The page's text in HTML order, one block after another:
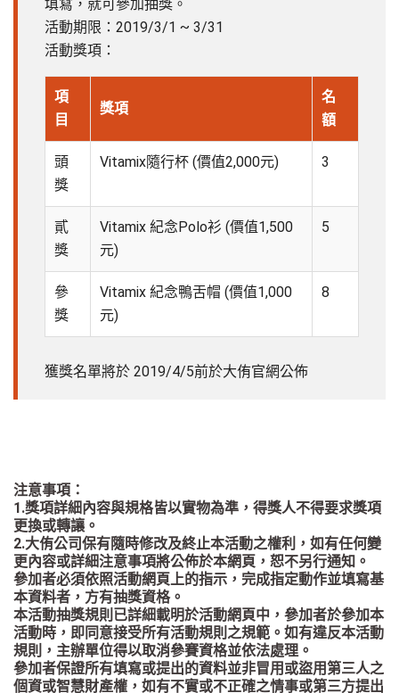
填寫，就可參加抽獎。
活動期限：2019/3/1 ~ 3/31
活動獎項：
項
目
獎項
名
額
頭
獎
Vitamix隨行杯 (價值2,000元) 3
貳
獎
Vitamix 紀念Polo衫 (價值1,500
元)
5
參
獎
Vitamix 紀念鴨舌帽 (價值1,000
元)
8
獲獎名單將於 2019/4/5前於大侑官網公佈
注意事項：
1.獎項詳細內容與規格皆以實物為準，得獎人不得要求獎項
更換或轉讓。
2.大侑公司保有隨時修改及終止本活動之權利，如有任何變
更內容或詳細注意事項將公佈於本網頁，恕不另行通知。
參加者必須依照活動網頁上的指示，完成指定動作並填寫基
本資料者，方有抽獎資格。
本活動抽獎規則已詳細載明於活動網頁中，參加者於參加本
活動時，即同意接受所有活動規則之規範。如有違反本活動
規則，主辦單位得以取消參賽資格並依法處理。
參加者保證所有填寫或提出的資料並非冒用或盜用第三人之
個資或智慧財產權，如有不實或不正確之情事或第三方提出